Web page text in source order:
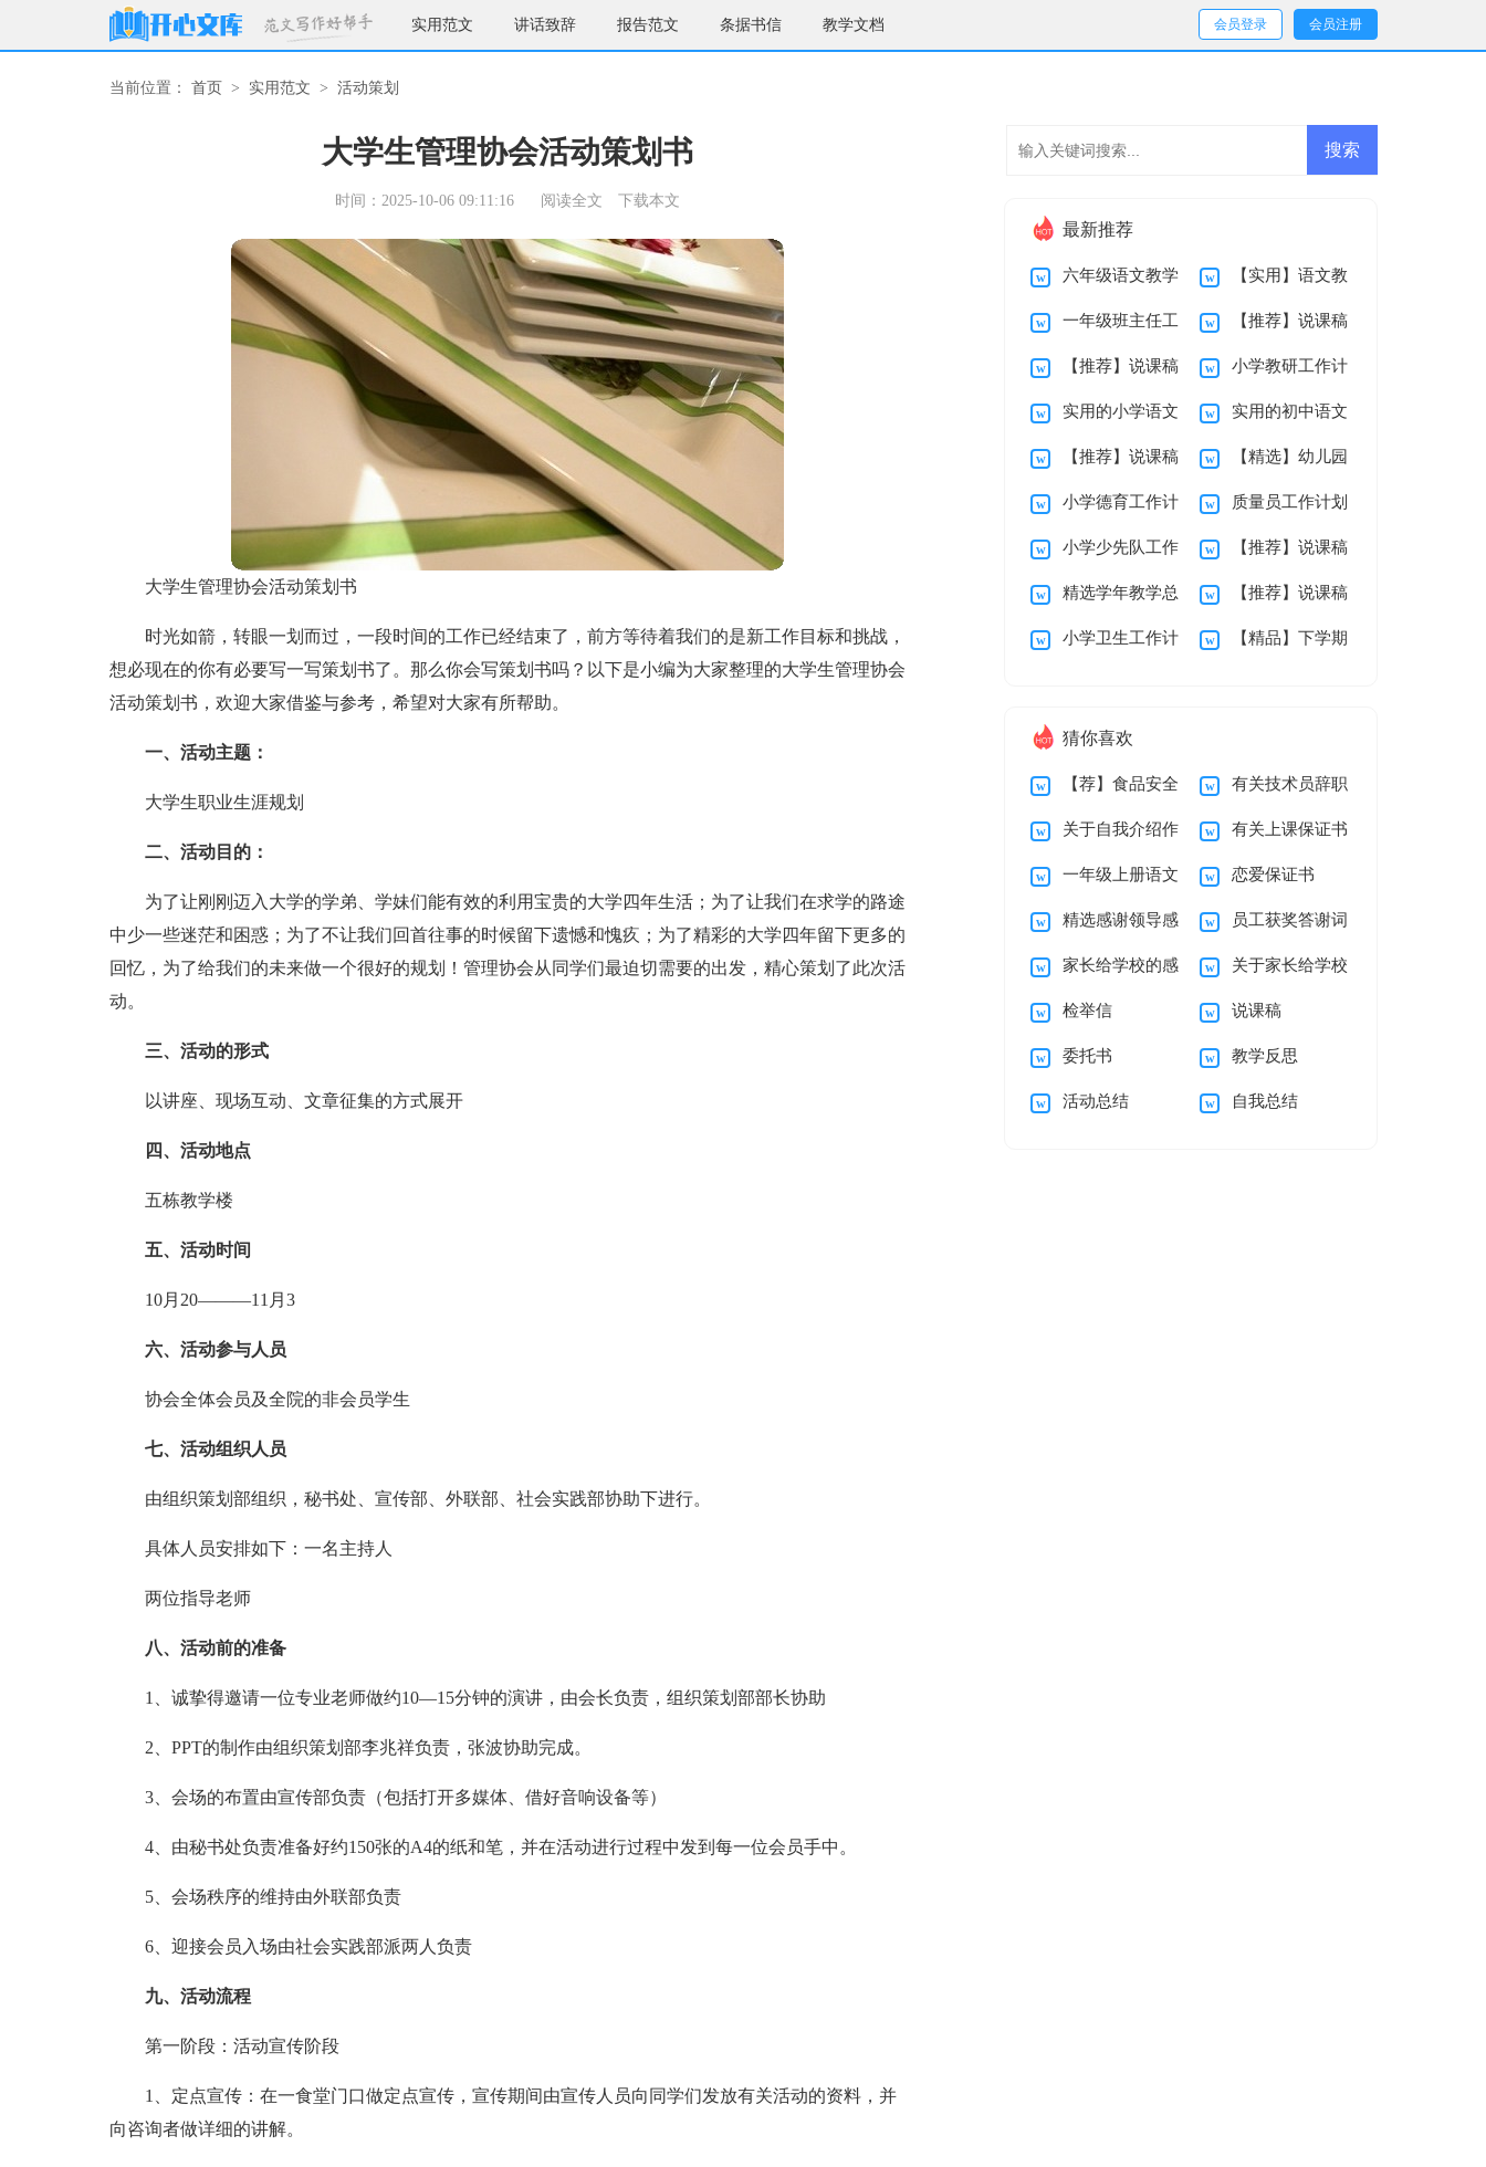
实用范文 讲话致辞 报告范文 条据书信 教学文档 会员登录 会员注册
当前位置： 首页 > 实用范文 > 活动策划
大学生管理协会活动策划书
时间：2025-10-06 09:11:16 阅读全文 下载本文
大学生管理协会活动策划书
时光如箭，转眼一划而过，一段时间的工作已经结束了，前方等待着我们的是新工作目标和挑战，
想必现在的你有必要写一写策划书了。那么你会写策划书吗？以下是小编为大家整理的大学生管理协会
活动策划书，欢迎大家借鉴与参考，希望对大家有所帮助。
一、活动主题：
大学生职业生涯规划
二、活动目的：
为了让刚刚迈入大学的学弟、学妹们能有效的利用宝贵的大学四年生活；为了让我们在求学的路途
中少一些迷茫和困惑；为了不让我们回首往事的时候留下遗憾和愧疚；为了精彩的大学四年留下更多的
回忆，为了给我们的未来做一个很好的规划！管理协会从同学们最迫切需要的出发， 精心策划了此次活
动。
三、活动的形式
以讲座、现场互动、文章征集的方式展开
四、活动地点
五栋教学楼
五、活动时间
10月20———11月3
六、活动参与人员
协会全体会员及全院的非会员学生
七、活动组织人员
由组织策划部组织，秘书处、宣传部、外联部、社会实践部协助下进行。
具体人员安排如下：一名主持人
两位指导老师
八、活动前的准备
1、诚挚得邀请一位专业老师做约10—15分钟的演讲，由会长负责，组织策划部部长协助
2、PPT的制作由组织策划部李兆祥负责，张波协助完成。
3、会场的布置由宣传部负责（包括打开多媒体、借好音响设备等）
4、由秘书处负责准备好约150张的A4的纸和笔，并在活动进行过程中发到每一位会员手中。
5、会场秩序的维持由外联部负责
6、迎接会员入场由社会实践部派两人负责
九、活动流程
第一阶段：活动宣传阶段
1、定点宣传：在一食堂门口做定点宣传，宣传期间由宣传人员向同学们发放有关活动的资料，并
向咨询者做详细的讲解。
最新推荐
六年级语文教学
工作总结
【实用】语文教
学工作总结范文10
篇
一年级班主任工
作总结
【推荐】说课稿
范文集锦九篇
【推荐】说课稿
8篇
小学教研工作计
划
实用的小学语文
教学工作总结三篇
实用的初中语文
教学工作总结4篇
【推荐】说课稿
初中集锦四篇
【精选】幼儿园
说课稿三篇
小学德育工作计
划
质量员工作计划
小学少先队工作
计划
【推荐】说课稿
范文集锦7篇
精选学年教学总
结范文汇总6篇
【推荐】说课稿
4篇
小学卫生工作计 【精品】下学期
猜你喜欢
【荐】食品安全
承诺书
有关技术员辞职
报告四篇
关于自我介绍作
文锦集8篇
有关上课保证书
集锦十篇
一年级上册语文
教学计划模板汇总7
篇
恋爱保证书
精选感谢领导感
谢信合集七篇
员工获奖答谢词
家长给学校的感
谢信集合5篇
关于家长给学校
的感谢信汇编五篇
检举信 说课稿
委托书 教学反思
活动总结 自我总结